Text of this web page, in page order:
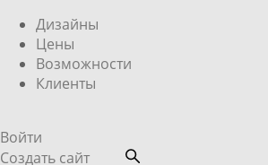
Дизайны
Цены
Возможности
Клиенты
Войти
Создать сайт